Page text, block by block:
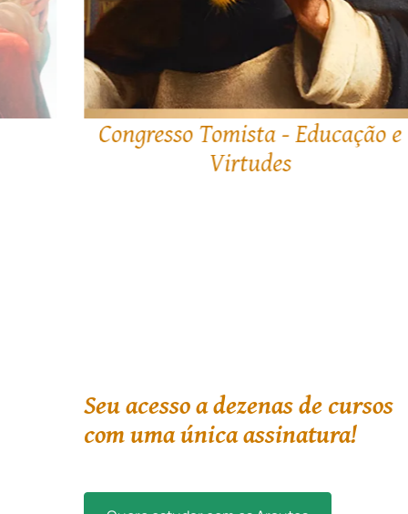
A Igreja canta: A história da
música no Ocidente
Seu acesso a dezenas de cursos
com uma única assinatura!